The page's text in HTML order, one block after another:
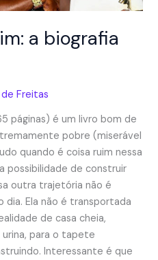
a biografia
de Freitas
páginas) é um livro bom de
pobre (miserável
quando é coisa ruim nessa
possibilidade de construir
outra trajetória não é
dia. Ela não é transportada
de casa cheia,
para o tapete
Interessante é que